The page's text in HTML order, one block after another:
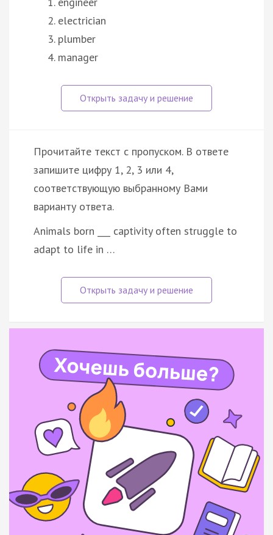
electrician
plumber
manager
Прочитайте текст с пропуском. В ответе
запишите цифру 1, 2, 3 или 4,
соответствующую выбранному Вами
варианту ответа.
Animals born ___ captivity often struggle to
adapt to life in …